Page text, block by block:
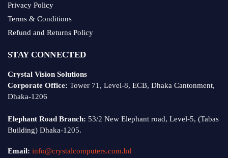
Privacy Policy
Terms & Conditions
Refund and Returns Policy
STAY CONNECTED
Crystal Vision Solutions
Corporate Office: Tower 71, Level-8, ECB, Dhaka Cantonment,
Dhaka-1206
Elephant Road Branch: 53/2 New Elephant road, Level-5, (Tabas
Building) Dhaka-1205.
Email: info@crystalcomputers.com.bd